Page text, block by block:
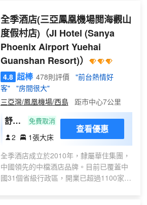
和小吃攤位，提供各種美味的海鮮、燒烤
和傳統海南菜。客人可以盡情品嚐傳統的
海南美食，滿足自己的味蕾享受。
總而言之，三亞智選假日酒店位於三亞灣
海邊，擁有便利的交通和豐富的美食選
擇。無論您是想度假、商務出差還是探索
美好的入住體驗從您下榻酒店開始，酒店
將以竭誠的優質服務期待着您的光臨！
外私
湯】
東海）等。 酒店風格極具東方元素，假山
流水環繞的庭院，一步一景，演繹傳統中
式園林美學。共有客房多間分佈在主樓的
1-12層，均以中式花鳥為主題設計，獨立
陽台+觀景浴缸，讓您足不出戶欣賞山海日
落、城市燈火。全屋標配冰箱、保險箱、
品牌床品及洗浴用品，兼顧舒適與隱私。
店內餐廳為您提供中西式自助早餐和晚
餐，以及多國菜系（海南菜、粵菜、川
菜、西餐）等供您選擇，並且提供客房送
餐服務（自助餐除外）。入住期間您還可
以免費暢享泳池（區分兒童、成人泳
池）、魚療池、健身房、室內兒童樂園、
水上兒童樂園等娛樂設施。我們也提供宴
會廳、會議室、商務中心、棋牌室等方便
您商務出行。 無論是休閒度假或商務出
全季酒店(三亞鳳凰機場閲海觀山
度假村店) （JI Hotel (Sanya
Phoenix Airport Yuehai
Guanshan Resort)）
4.8 超棒 478則評價
"前台熱情好
客"
"房間很大"
三亞灣/鳳凰機場/西島
距市中心7公里
舒享
高級
大床
房
【金
可兒
免費取消
2 1張大床
查看優惠
全季酒店成立於2010年，隸屬華住集團，
中國領先的中檔酒店品牌。目前已覆蓋中
國31個省級行政區，開業已超過1100家。